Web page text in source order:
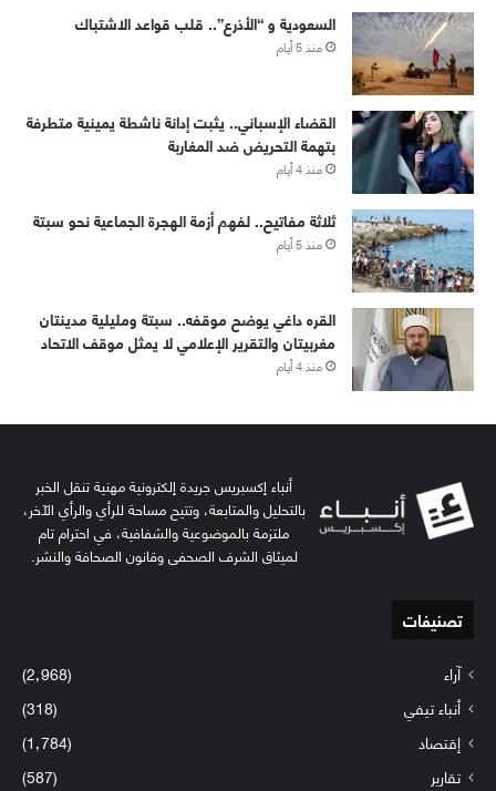
‏⁧‫السعودية‬⁩ و “الأذرع”.. قلب قواعد الاشتباك
منذ 5 أيام
القضاء الإسباني.. يثبت إدانة ناشطة يمينية متطرفة
بتهمة التحريض ضد المغاربة
منذ 4 أيام
ثلاثة مفاتيح.. لفهم أزمة الهجرة الجماعية نحو سبتة
منذ 5 أيام
القره داغي يوضح موقفه.. سبتة ومليلية مدينتان
مغربيتان والتقرير الإعلامي لا يمثل موقف الاتحاد
منذ 4 أيام
أنباء إكسبريس جريدة إلكترونية مهنية تنقل الخبر
بالتحليل والمتابعة، وتتيح مساحة للرأي والرأي الآخر،
ملتزمة بالموضوعية والشفافية، في احترام تام
لميثاق الشرف الصحفي وقانون الصحافة والنشر.
تصنيفات
آراء
(2٬968)
أنباء تيفي
(318)
إقتصاد
(1٬784)
تقارير
(587)